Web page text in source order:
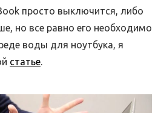
просто выключится, либо
но все равно его необходимо
воды для ноутбука, я
статье.